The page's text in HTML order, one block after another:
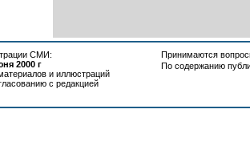
СМИ:
2000 г
и иллюстраций
с редакцией
Принимаются
По содержанию